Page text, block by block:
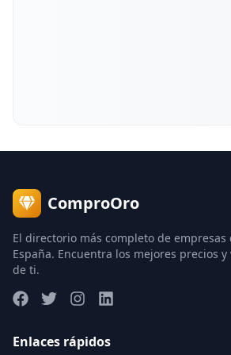
ComproOro
El directorio más completo de
España. Encuentra los mejores precios
de ti.
Enlaces rápidos